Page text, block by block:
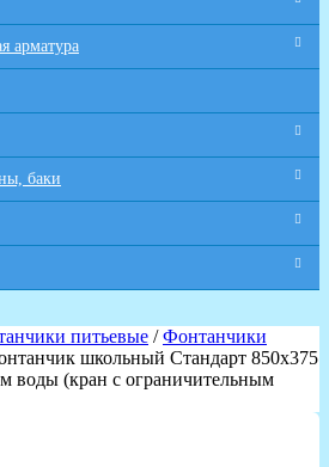
арматура
баки
питьевые /Фонтанчики
школьный Стандарт 850х375
воды (кран с ограничительным